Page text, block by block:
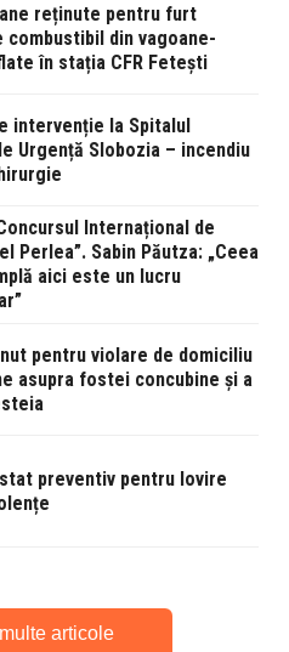
reținute pentru furt
combustibil din vagoane-
în stația CFR Fetești
intervenție la Spitalul
Urgență Slobozia – incendiu
Internațional de
Perlea”. Sabin Păutza: „Ceea
aici este un lucru
pentru violare de domiciliu
asupra fostei concubine și a
preventiv pentru lovire
articole